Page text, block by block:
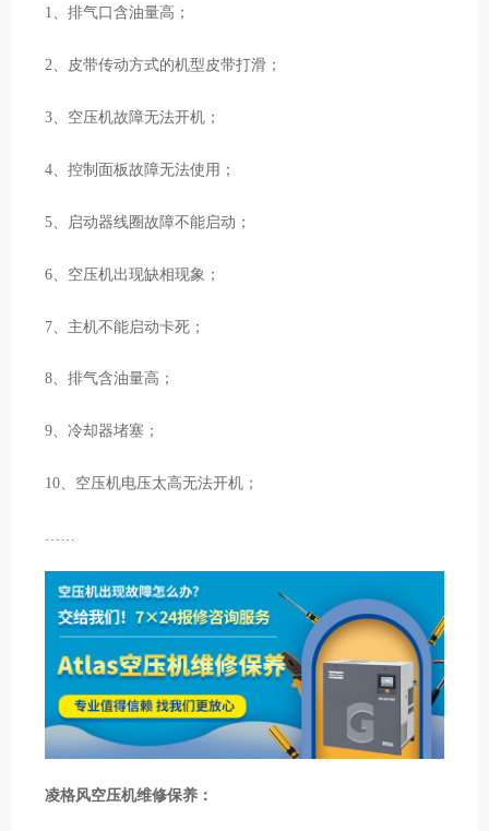
1、排气口含油量高；
2、皮带传动方式的机型皮带打滑；
3、空压机故障无法开机；
4、控制面板故障无法使用；
5、启动器线圈故障不能启动；
6、空压机出现缺相现象；
7、主机不能启动卡死；
8、排气含油量高；
9、冷却器堵塞；
10、空压机电压太高无法开机；
凌格风空压机维修保养：